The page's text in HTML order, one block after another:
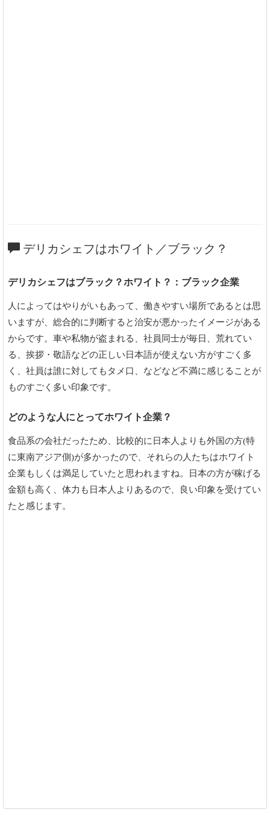
デリカシェフはホワイト／ブラック？
デリカシェフはブラック？ホワイト？：ブラック企業
人によってはやりがいもあって、働きやすい場所であるとは思
いますが、総合的に判断すると治安が悪かったイメージがある
からです。車や私物が盗まれる、社員同士が毎日、荒れてい
る、挨拶・敬語などの正しい日本語が使えない方がすごく多
く、社員は誰に対してもタメ口、などなど不満に感じることが
ものすごく多い印象です。
どのような人にとってホワイト企業？
食品系の会社だったため、比較的に日本人よりも外国の方(特
に東南アジア側)が多かったので、それらの人たちはホワイト
企業もしくは満足していたと思われますね。日本の方が稼げる
金額も高く、体力も日本人よりあるので、良い印象を受けてい
たと感じます。